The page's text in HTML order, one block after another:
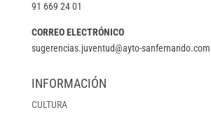
91 669 24 01
CORREO ELECTRÓNICO
sugerencias.juventud@ayto-sanfernando.com
INFORMACIÓN
CULTURA